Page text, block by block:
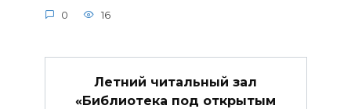
0 16
Летний читальный зал
«Библиотека под открытым